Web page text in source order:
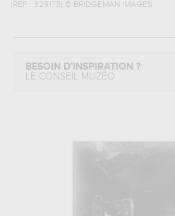
(REF : 329173) © BRIDGEMAN IMAGES
BESOIN D'INSPIRATION ?
LE CONSEIL MUZÉO